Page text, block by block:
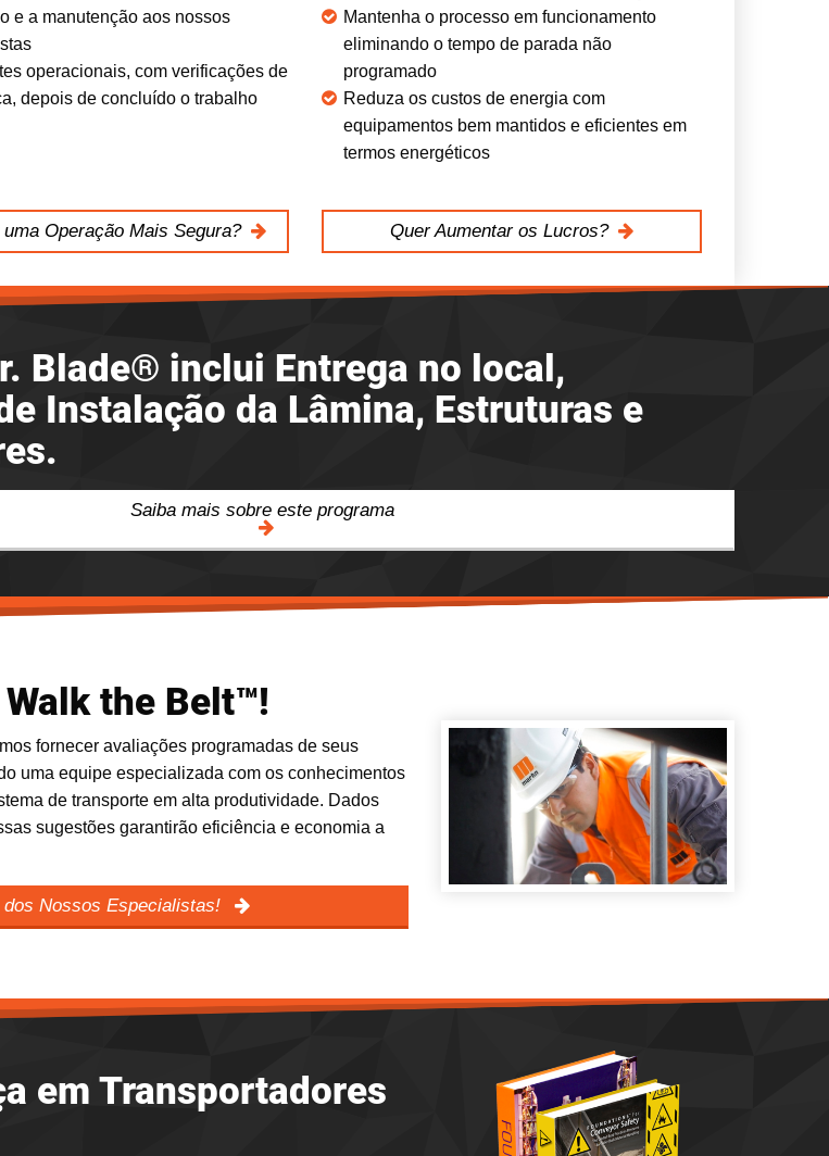
e a manutenção aos nossos
operacionais, com verificações de
depois de concluído o trabalho
Operação Mais Segura?
Mantenha o processo em funcionamento
eliminando o tempo de parada não
programado
Reduza os custos de energia com
equipamentos bem mantidos e eficientes em
termos energéticos
Quer Aumentar os Lucros?
Blade® inclui Entrega no local,
Instalação da Lâmina, Estruturas e
Saiba mais sobre este programa
the Belt™!
fornecer avaliações programadas de seus
uma equipe especializada com os conhecimentos
de transporte em alta produtividade. Dados
sugestões garantirão eficiência e economia a
Nossos Especialistas!
em Transportadores